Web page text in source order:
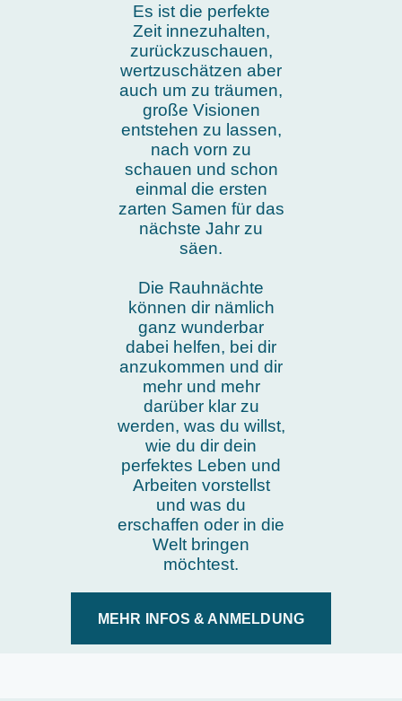
Es ist die perfekte
Zeit innezuhalten,
zurückzuschauen,
wertzuschätzen aber
auch um zu träumen,
große Visionen
entstehen zu lassen,
nach vorn zu
schauen und schon
einmal die ersten
zarten Samen für das
nächste Jahr zu
säen.
Die Rauhnächte
können dir nämlich
ganz wunderbar
dabei helfen, bei dir
anzukommen und dir
mehr und mehr
darüber klar zu
werden, was du willst,
wie du dir dein
perfektes Leben und
Arbeiten vorstellst
und was du
erschaffen oder in die
Welt bringen
möchtest.
MEHR INFOS & ANMELDUNG